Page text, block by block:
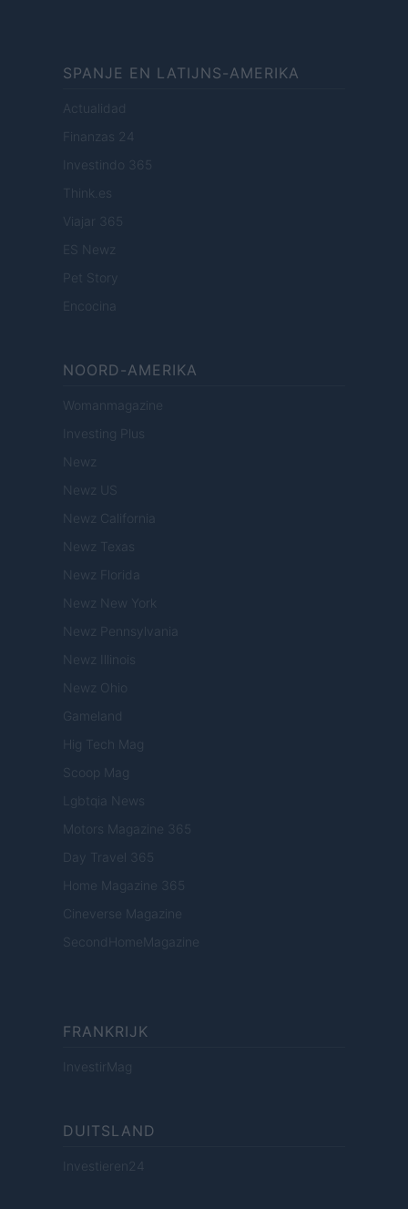
SPANJE EN LATIJNS-AMERIKA
Actualidad
Finanzas 24
Investindo 365
Think.es
Viajar 365
ES Newz
Pet Story
Encocina
NOORD-AMERIKA
Womanmagazine
Investing Plus
Newz
Newz US
Newz California
Newz Texas
Newz Florida
Newz New York
Newz Pennsylvania
Newz Illinois
Newz Ohio
Gameland
Hig Tech Mag
Scoop Mag
Lgbtqia News
Motors Magazine 365
Day Travel 365
Home Magazine 365
Cineverse Magazine
SecondHomeMagazine
FRANKRIJK
InvestirMag
DUITSLAND
Investieren24